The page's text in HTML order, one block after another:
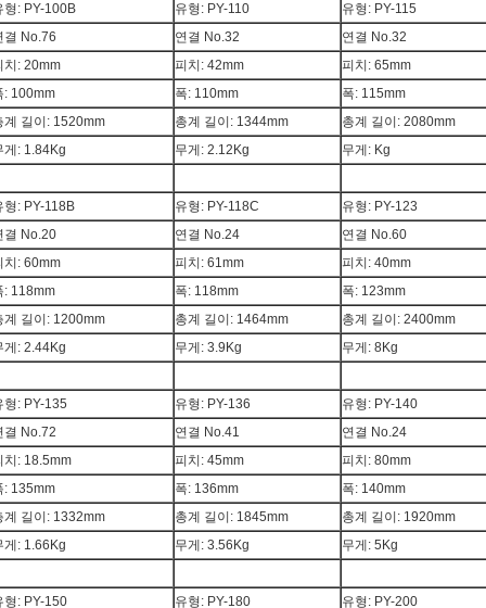
형: PY-100B 유형: PY-110
유형: PY-115
결 No.76
연결 No.32
연결 No.32
치: 20mm
피치: 42mm
피치: 65mm
: 100mm
폭: 110mm
폭: 115mm
계 길이: 1520mm
총계 길이: 1344mm
총계 길이: 2080mm
게: 1.84Kg
무게: 2.12Kg 무게: Kg
형: PY-118B 유형: PY-118C
유형: PY-123
결 No.20
연결 No.24
연결 No.60
치: 60mm
피치: 61mm
피치: 40mm
: 118mm
폭: 118mm
폭: 123mm
계 길이: 1200mm
총계 길이: 1464mm
총계 길이: 2400mm
게: 2.44Kg
무게: 3.9Kg 무게: 8Kg
형: PY-135 유형: PY-136
유형: PY-140
결 No.72
연결 No.41
연결 No.24
치: 18.5mm
피치: 45mm
피치: 80mm
: 135mm
폭: 136mm
폭: 140mm
계 길이: 1332mm
총계 길이: 1845mm
총계 길이: 1920mm
게: 1.66Kg
무게: 3.56Kg 무게: 5Kg
형: PY-150 유형: PY-180 유형: PY-200